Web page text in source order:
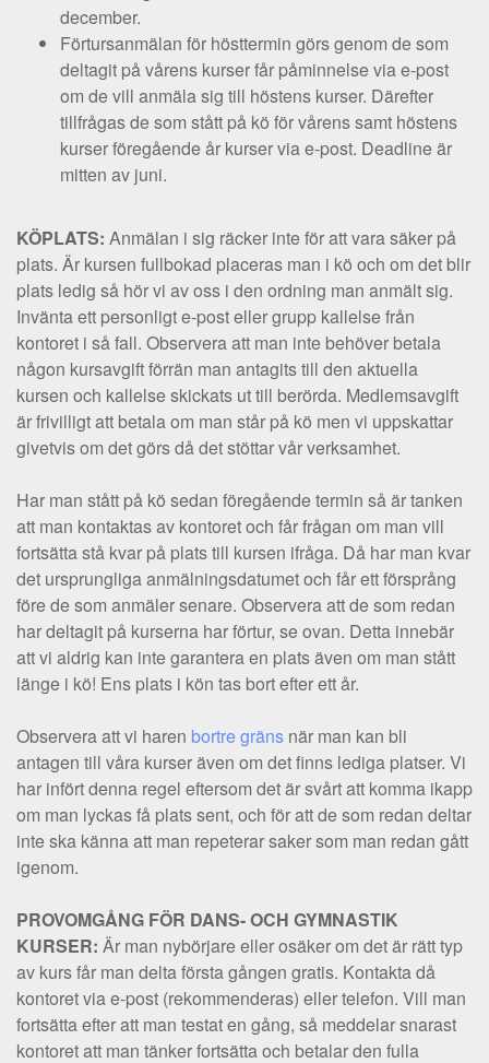
december.
Förtursanmälan för hösttermin görs genom de som
deltagit på vårens kurser får påminnelse via e-post
om de vill anmäla sig till höstens kurser. Därefter
tillfrågas de som stått på kö för vårens samt höstens
kurser föregående år kurser via e-post. Deadline är
mitten av juni.
KÖPLATS: Anmälan i sig räcker inte för att vara säker på
plats. Är kursen fullbokad placeras man i kö och om det blir
plats ledig så hör vi av oss i den ordning man anmält sig.
Invänta ett personligt e-post eller grupp kallelse från
kontoret i så fall. Observera att man inte behöver betala
någon kursavgift förrän man antagits till den aktuella
kursen och kallelse skickats ut till berörda. Medlemsavgift
är frivilligt att betala om man står på kö men vi uppskattar
givetvis om det görs då det stöttar vår verksamhet.
Har man stått på kö sedan föregående termin så är tanken
att man kontaktas av kontoret och får frågan om man vill
fortsätta stå kvar på plats till kursen ifråga. Då har man kvar
det ursprungliga anmälningsdatumet och får ett försprång
före de som anmäler senare. Observera att de som redan
har deltagit på kurserna har förtur, se ovan. Detta innebär
att vi aldrig kan inte garantera en plats även om man stått
länge i kö! Ens plats i kön tas bort efter ett år.
Observera att vi haren bortre gräns när man kan bli
antagen till våra kurser även om det finns lediga platser. Vi
har infört denna regel eftersom det är svårt att komma ikapp
om man lyckas få plats sent, och för att de som redan deltar
inte ska känna att man repeterar saker som man redan gått
igenom.
PROVOMGÅNG FÖR DANS- OCH GYMNASTIK
KURSER: Är man nybörjare eller osäker om det är rätt typ
av kurs får man delta första gången gratis. Kontakta då
kontoret via e-post (rekommenderas) eller telefon. Vill man
fortsätta efter att man testat en gång, så meddelar snarast
kontoret att man tänker fortsätta och betalar den fulla